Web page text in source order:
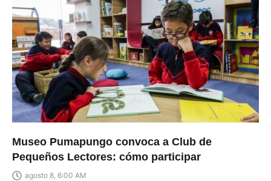
Museo Pumapungo convoca a Club de
Pequeños Lectores: cómo participar
agosto 8, 6:00 AM